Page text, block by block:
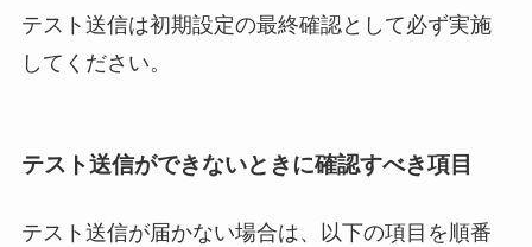
テスト送信は初期設定の最終確認として必ず実施
してください。
テスト送信ができないときに確認すべき項目
テスト送信が届かない場合は、以下の項目を順番